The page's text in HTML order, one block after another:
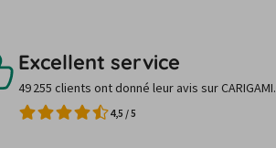
Excellent service
49 255 clients ont donné leur avis sur CARIGAMI.
4,5 /5